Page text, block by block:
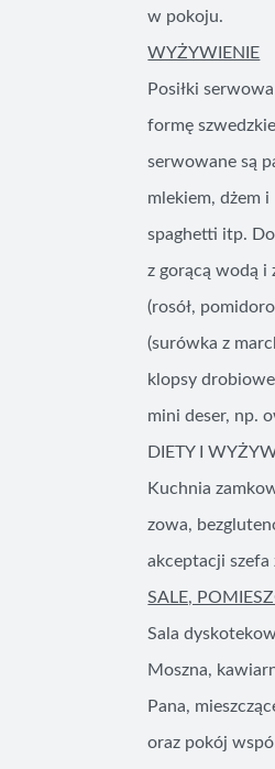
w pokoju.
WYŻYWIENIE
Posiłki
formę
serwowane są
mlekiem, dżem
spaghetti itp.
z gorącą wodą i
(rosół,
(surówka z
klopsy
mini deser, np.
DIETY I
Kuchnia
zowa,
akceptacji
SALE,
Sala
Moszna,
Pana,
oraz pokój